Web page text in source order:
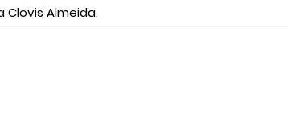
Clovis Almeida.